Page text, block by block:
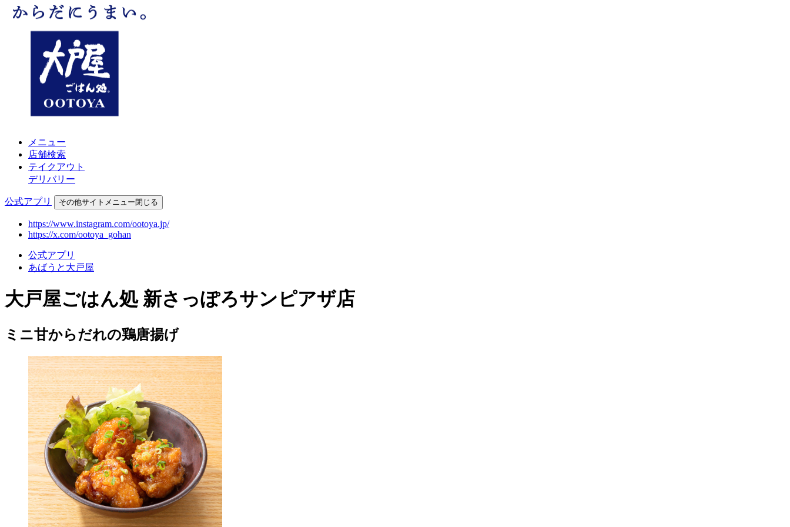
メニュー
店舗検索
テイクアウト
デリバリー
公式アプリ その他サイトメニュー閉じる
https://www.instagram.com/ootoya.jp/
https://x.com/ootoya_gohan
公式アプリ
あばうと大戸屋
大戸屋ごはん処 新さっぽろサンピアザ店
ミニ甘からだれの鶏唐揚げ